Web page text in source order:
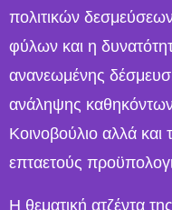
πολιτικών
φύλων και η
ανανεωμένης
ανάληψης
Κοινοβούλιο αλλά και
επταετούς
Η θεματική ατζέντα